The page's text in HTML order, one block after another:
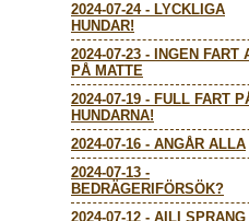
2024-07-24- LYCKLIGA
HUNDAR!
2024-07-23 -
INGEN FART
PÅ MATTE
2024-07-19 - FULL FART
HUNDARNA!
2024-07-16 - ANGÅR ALLA
2024-07-13 -
BEDRÄGERIFÖRSÖK?
2024-07-12 - AILI SPRANG